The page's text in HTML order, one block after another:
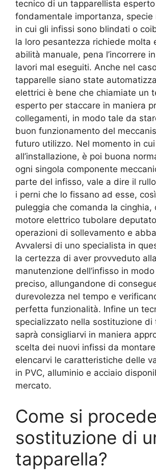
tecnico di un tapparellista
fondamentale importanza, specie
in cui gli infissi sono blindati o
la loro pesantezza richiede molta
abilità manuale, pena l’incorrere
lavori mal eseguiti. Anche nel
tapparelle siano state
elettrici è bene che chiamiate un
esperto per staccare in maniera
collegamenti, in modo tale da
buon funzionamento del
futuro utilizzo. Nel momento in
all’installazione, è poi buona
ogni singola componente
parte del infisso, vale a dire il
i perni che lo fissano ad esse,
puleggia che comanda la cinghia,
motore elettrico tubolare
operazioni di sollevamento e
Avvalersi di uno specialista in
la certezza di aver provveduto alla
manutenzione dell’infisso in
preciso, allungandone di
durevolezza nel tempo e
perfetta funzionalità. Infine un
specializzato nella sostituzione di
saprà consigliarvi in maniera
scelta dei nuovi infissi da
elencarvi le caratteristiche delle
in PVC, alluminio e acciaio
mercato.
Come si
sostituzione di
tapparella?